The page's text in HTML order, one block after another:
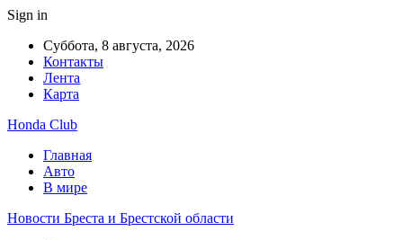
Sign in
Суббота, 8 августа, 2026
Контакты
Лента
Карта
Honda Club
Главная
Авто
В мире
Новости Бреста и Брестской области